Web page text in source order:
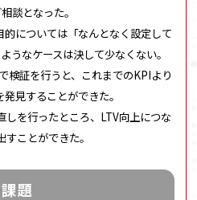
談となった。
については「なんとなく設定して
うなケースは決して少なくない。
検証を行うと、これまでのKPIより
見することができた。
を行ったところ、LTV向上につな
すことができた。
課題